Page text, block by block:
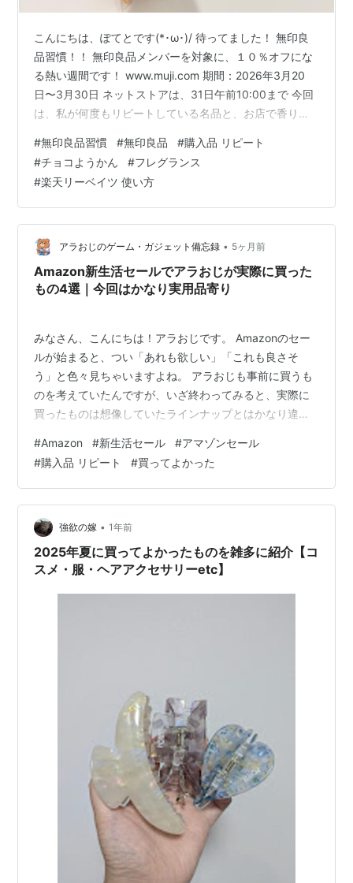
こんにちは、ぽてとです(*･ω･)/ 待ってました！ 無印良
品習慣！！ 無印良品メンバーを対象に、１０％オフにな
る熱い週間です！ www.muji.com 期間：2026年3月20
日〜3月30日 ネットストアは、31日午前10:00まで 今回
は、私が何度もリピートしている名品と、お店で香りに
(●´ω｀●) わが家の備蓄チョコようかん ついつい買っち
ゃう！お気に入りのお菓子 お店で一目惚れ！くつろぎフ
レグランスミスト くつろぎブレンドを選んだ理由 最終日
は楽天リーベイツ経由が絶対おすすめ 無印良品週間と楽
天リーベイツでお得になる方法 さいごに わ…
#無印良品習慣 #無印良品 #購入品 リピート
#チョコようかん #フレグランス
#楽天リーベイツ 使い方
アラおじのゲーム・ガジェット備忘録 • 5ヶ月前
Amazon新生活セールでアラおじが実際に買った
もの4選｜今回はかなり実用品寄り
みなさん、こんにちは！アラおじです。 Amazonのセー
ルが始まると、つい「あれも欲しい」「これも良さそ
う」と色々見ちゃいますよね。 アラおじも事前に買うも
のを考えていたんですが、いざ終わってみると、実際に
買ったものは想像していたラインナップとはかなり違っ
際に買ったものを正直に紹介していきます。 ガジェット
やロマン枠というより、どちらかというと生活改善寄り
の買い物が中心です。こういうの、なんだかんだ満足度
高いんですよね。 Amazon新生活セールで実際に買った
もの クッション自作用の高反発ウレタンチップ 洗濯洗剤
ジェルボール レノアハピ…
#Amazon #新生活セール #アマゾンセール
#購入品 リピート #買ってよかった
強欲の嫁 • 1年前
2025年夏に買ってよかったものを雑多に紹介【コ
スメ・服・ヘアアクセサリーetc】